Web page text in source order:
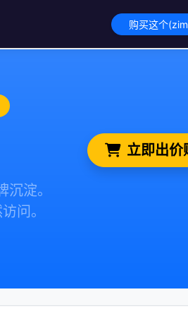
购买这个
淀。
问。
立即出价